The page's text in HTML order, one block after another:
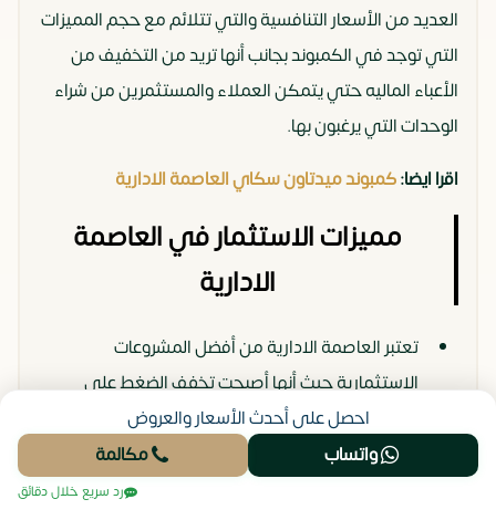
العديد من الأسعار التنافسية والتي تتلائم مع حجم المميزات
التي توجد في الكمبوند بجانب أنها تريد من التخفيف من
الأعباء الماليه حتي يتمكن العملاء والمستثمرين من شراء
الوحدات التي يرغبون بها.
اقرا ايضا:كمبوند ميدتاون سكاي العاصمة الادارية
مميزات الاستثمار في العاصمة
الادارية
تعتبر العاصمة الادارية من أفضل المشروعات
الاستثمارية حيث أنها أصبحت تخفف الضغط علي
القاهرة حيث تستقبل العديد من الاشخاص بشكل
يومي
تعتبر من المشاريع متكاملة الأركان حيث حرصت
احصل على أحدث الأسعار والعروض
واتساب
مكالمة
رد سريع خلال دقائق